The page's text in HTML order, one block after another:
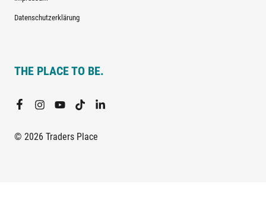
Datenschutzerklärung
THE PLACE TO BE.
© 2026 Traders Place